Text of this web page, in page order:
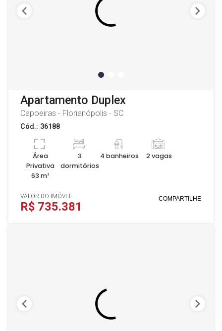
Apartamento Duplex
Capoeiras - Florianópolis - SC
Cód.: 36188
Área
Privativa
63 m²
3
dormitórios
4 banheiros 2 vagas
VALOR DO IMÓVEL
R$ 735.381
COMPARTILHE